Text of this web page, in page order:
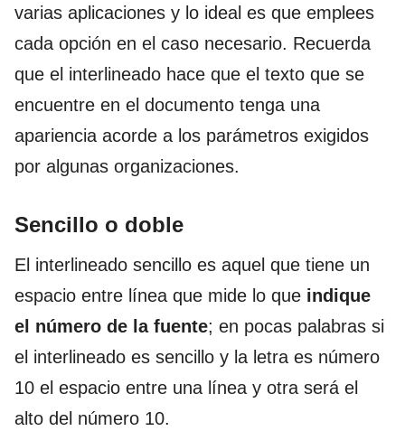
varias aplicaciones y lo ideal es que emplees
cada opción en el caso necesario. Recuerda
que el interlineado hace que el texto que se
encuentre en el documento tenga una
apariencia acorde a los parámetros exigidos
por algunas organizaciones.
Sencillo o doble
El interlineado sencillo es aquel que tiene un
espacio entre línea que mide lo que indique
el número de la fuente; en pocas palabras si
el interlineado es sencillo y la letra es número
10 el espacio entre una línea y otra será el
alto del número 10.